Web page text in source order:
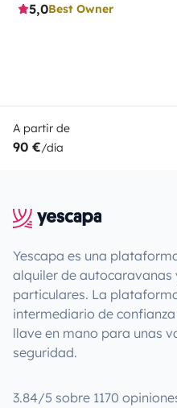
5,0Best Owner
A partir de
90 €/día
Yescapa es una
alquiler de
particulares. La
intermediario de
llave en mano para unas
seguridad.
3.84/5 sobre 1170